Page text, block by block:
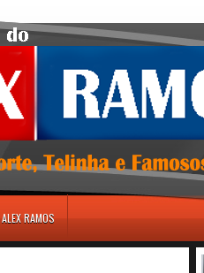
RAMOS